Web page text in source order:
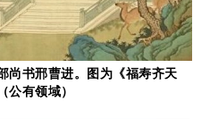
尚书邢曹进。图为《福寿齐天
有领域）